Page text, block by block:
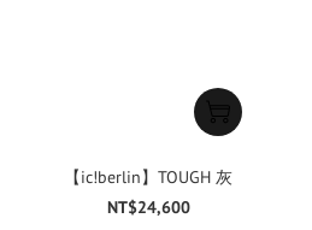
【ic!berlin】TOUGH 灰
NT$24,600